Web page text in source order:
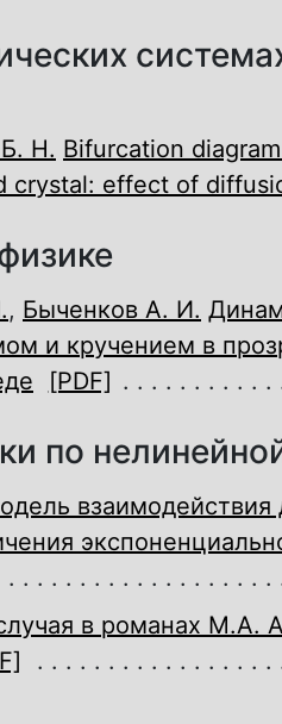
Н. Bifurcation
crystal: effect of
, Быченков А. И.
и кручением в
[PDF]
по
взаимодействия
в романах М.А.